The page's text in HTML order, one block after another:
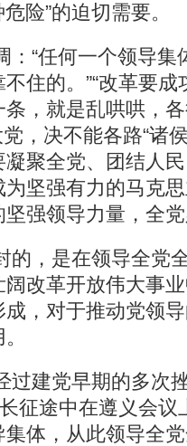
险”的迫切需要。
：“任何一个领导集
住的。”“改革要
，就是乱哄哄，
，决不能各路“诸
聚全党、团结人
坚强有力的马克
强领导力量，全
的，是在领导全党
改革开放伟大事
，对于推动党领
过建党早期的多次
征途中在遵义会
体，从此领导全